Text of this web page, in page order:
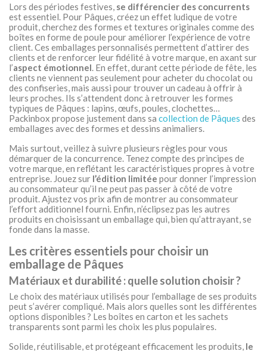
Lors des périodes festives, se différencier des concurrents
est essentiel. Pour Pâques, créez un effet ludique de votre
produit, cherchez des formes et textures originales comme des
boîtes en forme de poule pour améliorer l’expérience de votre
client. Ces emballages personnalisés permettent d’attirer des
clients et de renforcer leur fidélité à votre marque, en axant sur
l’aspect émotionnel. En effet, durant cette période de fête, les
clients ne viennent pas seulement pour acheter du chocolat ou
des confiseries, mais aussi pour trouver un cadeau à offrir à
leurs proches. Ils s’attendent donc à retrouver les formes
typiques de Pâques : lapins, œufs, poules, clochettes…
Packinbox propose justement dans sa collection de Pâques des
emballages avec des formes et dessins animaliers.
Mais surtout, veillez à suivre plusieurs règles pour vous
démarquer de la concurrence. Tenez compte des principes de
votre marque, en reflétant les caractéristiques propres à votre
entreprise. Jouez sur l’édition limitée pour donner l’impression
au consommateur qu’il ne peut pas passer à côté de votre
produit. Ajustez vos prix afin de montrer au consommateur
l’effort additionnel fourni. Enfin, n’éclipsez pas les autres
produits en choisissant un emballage qui, bien qu’attrayant, se
fonde dans la masse.
Les critères essentiels pour choisir un
emballage de Pâques
Matériaux et durabilité : quelle solution choisir ?
Le choix des matériaux utilisés pour l’emballage de ses produits
peut s’avérer compliqué. Mais alors quelles sont les différentes
options disponibles ? Les boîtes en carton et les sachets
transparents sont parmi les choix les plus populaires.
Solide, réutilisable, et protégeant efficacement les produits, le